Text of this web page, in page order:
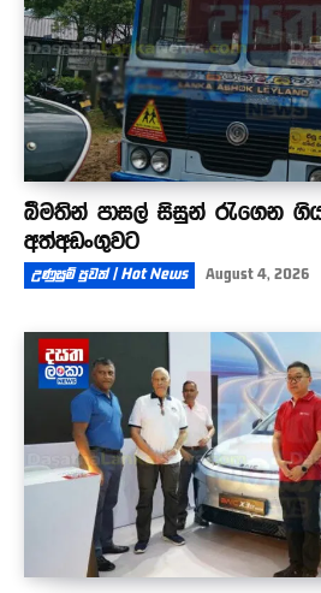
බීමතින් පාසල් සිසුන් රැගෙන
අත්අඩංගුවට
උණුසුම් පුවත් | Hot News August 4, 2026